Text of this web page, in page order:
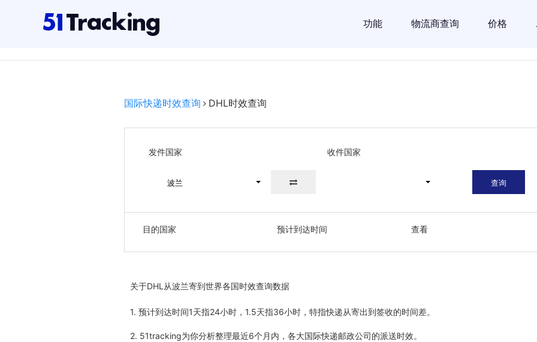
功能 物流商查询 价格
国际快递时效查询 DHL时效查询
发件国家 收件国家
波兰 查询
目的国家 预计到达时间 查看
关于DHL从波兰寄到世界各国时效查询数据
1. 预计到达时间1天指24小时，1.5天指36小时，特指快递从寄出到签收的时间差。
2. 51tracking为你分析整理最近6个月内，各大国际快递邮政公司的派送时效。